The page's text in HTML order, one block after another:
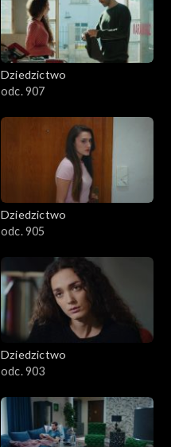
Dziedzictwo
odc. 907
Dziedzictwo
odc. 905
Dziedzictwo
odc. 903